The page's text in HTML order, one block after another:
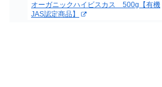
オーガニックハイビスカス 500g【有機
JAS認定商品】